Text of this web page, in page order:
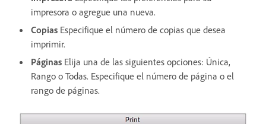
impresora o agregue una nueva.
Copias Especifique el número de copias que desea
imprimir.
Páginas Elija una de las siguientes opciones: Única,
Rango o Todas. Especifique el número de página o el
rango de páginas.